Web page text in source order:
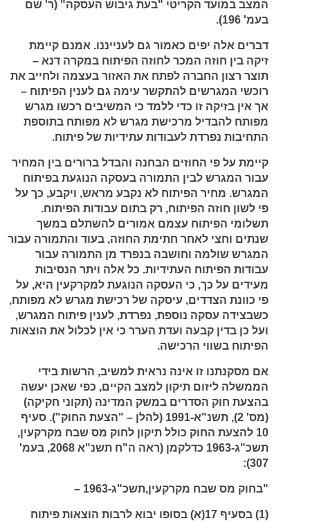
המצב במועד הקריטי "בעת גיבוש העסקה" (ר' שם
בעמ' 196).
דברים אלה יפים כאמור גם לענייננו. אמנם קיימת
זיקה בין חוזה המכר לחוזה הפיתוח במקרה דנא –
תוצר רצון החברה לפתח את האזור בעצמה ולחייב את
רוכשי המגרשים להתקשר עימה גם לענין הפיתוח –
אך אין בזיקה זו כדי ללמד כי המשיבים רכשו מגרש
מפותח להבדיל מרכישת מגרש לא מפותח בתוספת
התחיבות נפרדת לעבודות עתידיות של פיתוח.
קיימת על פי החוזים הבחנה והבדל ברורים בין המחיר
עבור המגרש לבין התמורה בעסקה הנוגעת בפיתוח
המגרש. מחיר הפיתוח לא נקבע מראש, ויקבע, כך על
פי לשון חוזה הפיתוח, רק בתום עבודות הפיתוח.
תשלומי הפיתוח עצמם אמורים להשתלם במשך
שנתים וחצי לאחר חתימת החוזה, בעוד והתמורה עבור
המגרש שולמה וחושבה בנפרד מן התמורה עבור
עבודות הפיתוח העתידיות. כל אלה ויתר הנסיבות
מעידים על כך, כי העסקה הנוגעת למקרקעין היא, על
פי כוונת הצדדים, עיסקה של רכישת מגרש לא מפותח,
כשבצידה עסקה נוספת, נפרדת, לענין פיתוח המגרש,
ועל כן בדין קבעה ועדת הערר כי אין לכלול את הוצאות
הפיתוח בשווי הרכישה.
אם מסקנתנו זו אינה נראית למשיב, הרשות בידי
הממשלה ליזום תיקון למצב הקיים, כפי שאכן יעשה
בהצעת חוק הסדרים במשק המדינה (תקוני חקיקה)
(מס' 2), תשנ"א-1991 (להלן – "הצעת החוק"). סעיף
10 להצעת החוק כולל תיקון לחוק מס שבח מקרקעין,
תשכ"ג-1963 כדלקמן (ראה ה"ח תשנ"א 2068, בעמ'
307):
"בחוק מס שבח מקרקעין,תשכ"ג-1963 –
(1) בסעיף 17(א) בסופו יבוא לרבות הוצאות פיתוח